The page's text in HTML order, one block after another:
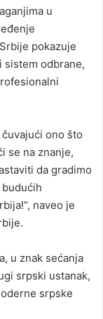
u
pokazuje
odbrane,
ono što
se na znanje,
da gradimo
naveo je
u znak sećanja
srpski ustanak,
srpske